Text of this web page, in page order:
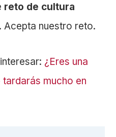
reto de cultura
Acepta nuestro reto.
¿Eres una
mucho en